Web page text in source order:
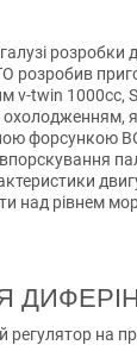
розробки
розробив
v-twin 1000cc,
охолодженням,
форсункою
над рівнем
на